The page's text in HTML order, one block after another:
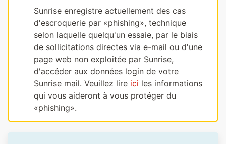
Sunrise enregistre actuellement des cas
d'escroquerie par «phishing», technique
selon laquelle quelqu'un essaie, par le biais
de sollicitations directes via e-mail ou d'une
page web non exploitée par Sunrise,
d'accéder aux données login de votre
Sunrise mail. Veuillez lire ici les informations
qui vous aideront à vous protéger du
«phishing».